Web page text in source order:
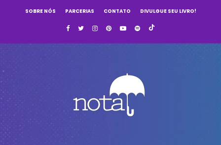
SOBRE NÓS PARCERIAS CONTATO DIVULGUE SEU LIVRO!